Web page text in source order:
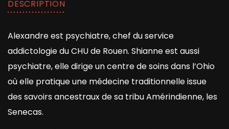
DESCRIPTION
Alexandre est psychiatre, chef du service
addictologie du CHU de Rouen. Shianne est aussi
psychiatre, elle dirige un centre de soins dans l’Ohio
où elle pratique une médecine traditionnelle issue
des savoirs ancestraux de sa tribu Amérindienne, les
Senecas.